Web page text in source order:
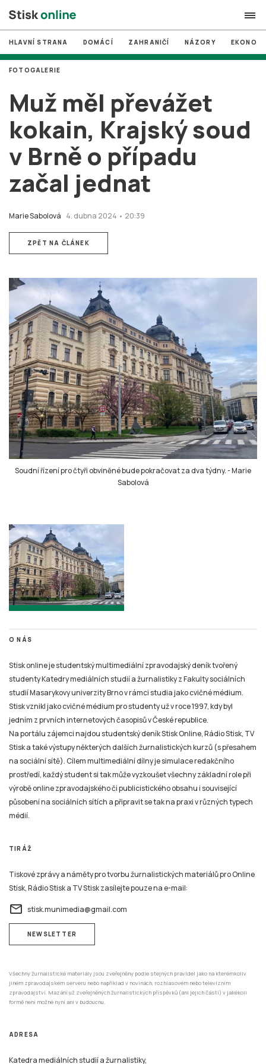
search
# MUNI
# Brno
# volby
login PŘIHLÁSIT SE
Zapomněli jste heslo?
HLAVNÍ STRANA DOMÁCÍ ZAHRANIČÍ NÁZORY
Muž měl převážet
kokain, Krajský soud
v Brně o případu
začal jednat
Marie Sabolová 4. dubna 2024 • 20:39
FOTOGALERIE
ZPĚT NA ČLÁNEK
Soudní řízení pro čtyři obviněné bude pokračovat za dva týdny.-Marie
Sabolová
O NÁS
Stisk online je studentský multimediální zpravodajský deník tvořený
studenty Katedry mediálních studií a žurnalistiky z Fakulty sociálních
studií Masarykovy univerzity Brno v rámci studia jako cvičné médium.
Stisk vznikl jako cvičné médium pro studenty už v roce 1997, kdy byl
jedním z prvních internetových časopisů v České republice.
Na portálu zájemci najdou studentský deník Stisk Online, Rádio Stisk, TV
Stisk a také výstupy některých dalších žurnalistických kurzů (s přesahem
na sociální sítě). Cílem multimediální dílny je simulace redakčního
prostředí, každý student si tak může vyzkoušet všechny základní role při
výrobě online zpravodajského či publicistického obsahu i související
působení na sociálních sítích a připravit se tak na praxi v různých typech
médií.
TIRÁŽ
Tiskové zprávy a náměty pro tvorbu žurnalistických materiálů pro Online
Stisk, Rádio Stisk a TV Stisk zasílejte pouze na e-mail:
email stisk.munimedia@gmail.com
NEWSLETTER
Všechny žurnalistické materiály jsou zveřejněny podle stejných pravidel jako na kterémkoliv
jiném zpravodajském serveru nebo například v novinách, rozhlasovém nebo televizním
zpravodajství. Mazání už zveřejněných žurnalistických příspěvků (ani jejich částí) v jakékoli
formě není možné nyní ani v budoucnu.
ADRESA
Katedra mediálních studií a žurnalistiky,